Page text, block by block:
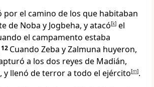
por el camino de los que habitaban
de Noba y Jogbeha, y atacó[k] el
el campamento estaba
12 Cuando Zeba y Zalmuna huyeron,
a los dos reyes de Madián,
y llenó de terror a todo el ejército[m].